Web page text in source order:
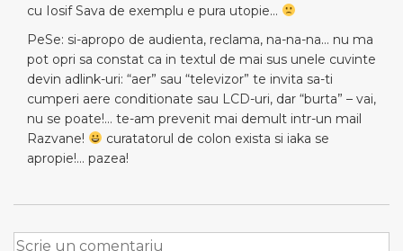
cu Iosif Sava de exemplu e pura utopie…
PeSe: si-apropo de audienta, reclama, na-na-na… nu ma
pot opri sa constat ca in textul de mai sus unele cuvinte
devin adlink-uri: “aer” sau “televizor” te invita sa-ti
cumperi aere conditionate sau LCD-uri, dar “burta” – vai,
nu se poate!… te-am prevenit mai demult intr-un mail
Razvane!
curatatorul de colon exista si iaka se
apropie!… pazea!